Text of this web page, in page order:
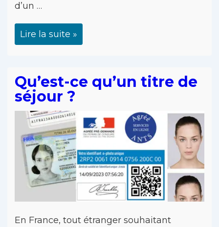
d’un …
Lire la suite »
Qu’est-ce qu’un titre de
séjour ?
En France, tout étranger souhaitant